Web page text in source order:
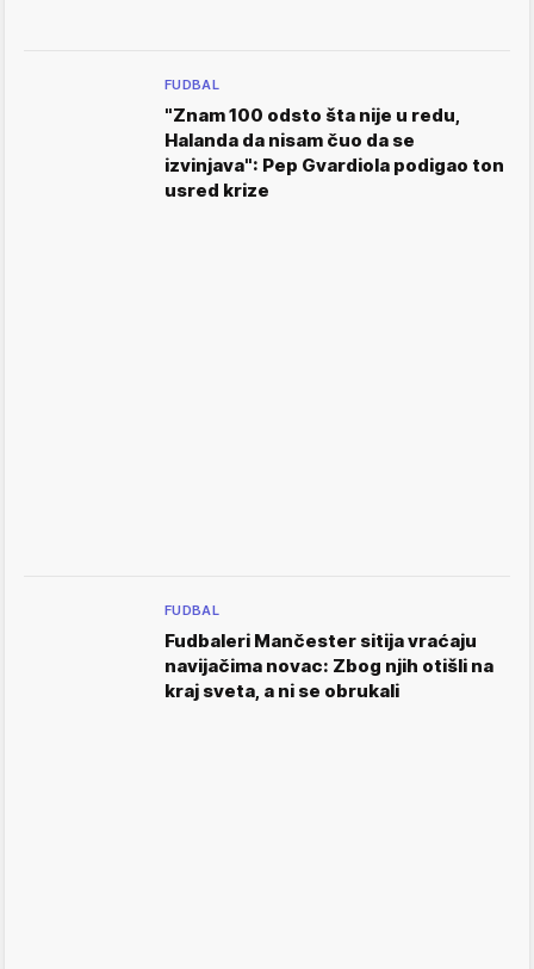
FUDBAL
"Znam 100 odsto šta nije u redu,
Halanda da nisam čuo da se
izvinjava": Pep Gvardiola podigao ton
usred krize
FUDBAL
Fudbaleri Mančester sitija vraćaju
navijačima novac: Zbog njih otišli na
kraj sveta, a ni se obrukali